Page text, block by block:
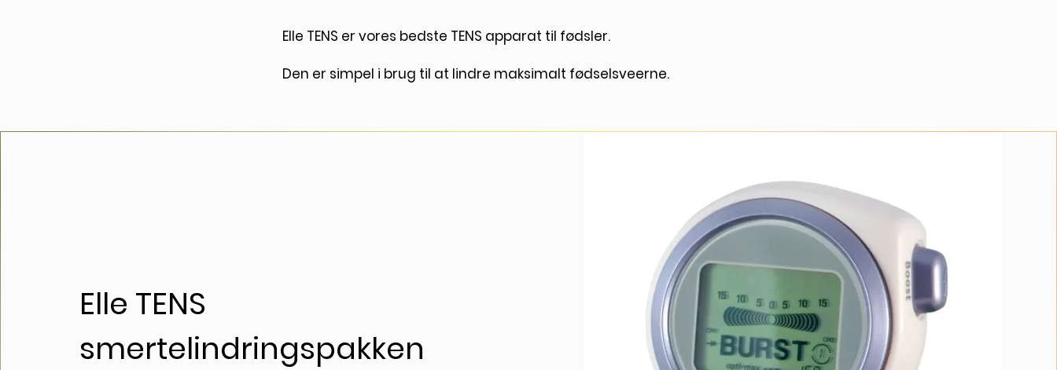
Elle TENS er vores bedste TENS apparat til fødsler.
Den er simpel i brug til at lindre maksimalt fødselsveerne.
Elle TENS
smertelindringspakken